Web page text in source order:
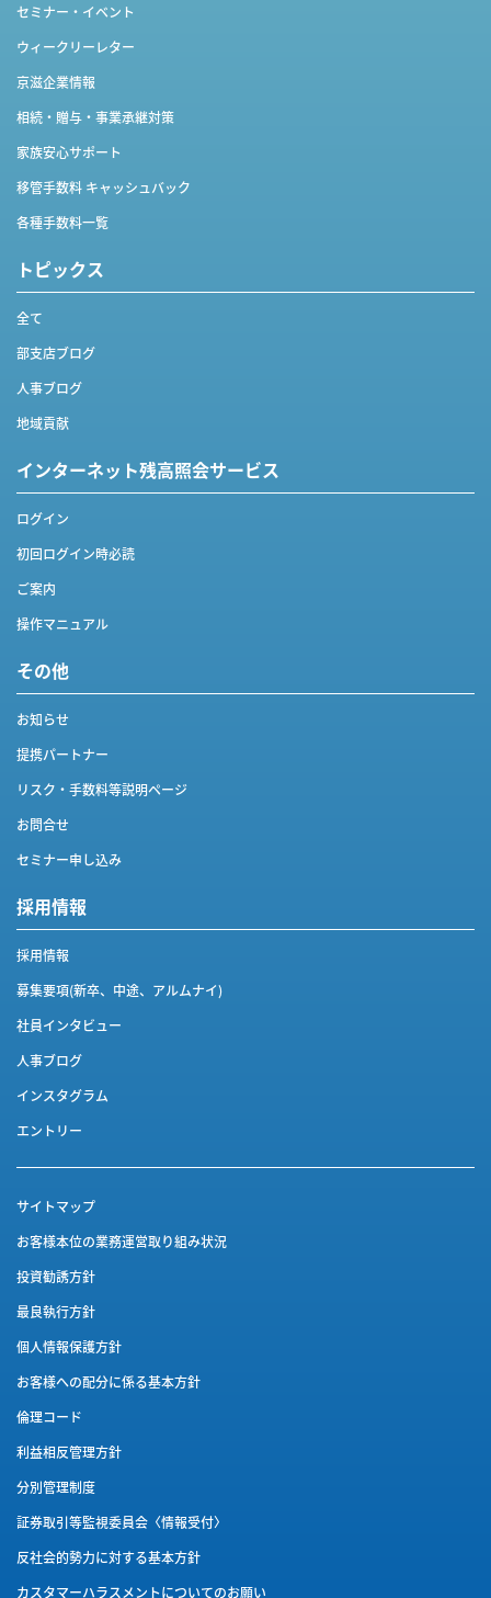
セミナー・イベント
ウィークリーレター
京滋企業情報
相続・贈与・事業承継対策
家族安心サポート
移管手数料 キャッシュバック
各種手数料一覧
トピックス
全て
部支店ブログ
人事ブログ
地域貢献
インターネット残高照会サービス
ログイン
初回ログイン時必読
ご案内
操作マニュアル
その他
お知らせ
提携パートナー
リスク・手数料等説明ページ
お問合せ
セミナー申し込み
採用情報
採用情報
募集要項(新卒、中途、アルムナイ)
社員インタビュー
人事ブログ
インスタグラム
エントリー
サイトマップ
お客様本位の業務運営取り組み状況
投資勧誘方針
最良執行方針
個人情報保護方針
お客様への配分に係る基本方針
倫理コード
利益相反管理方針
分別管理制度
証券取引等監視委員会〈情報受付〉
反社会的勢力に対する基本方針
カスタマーハラスメントについてのお願い